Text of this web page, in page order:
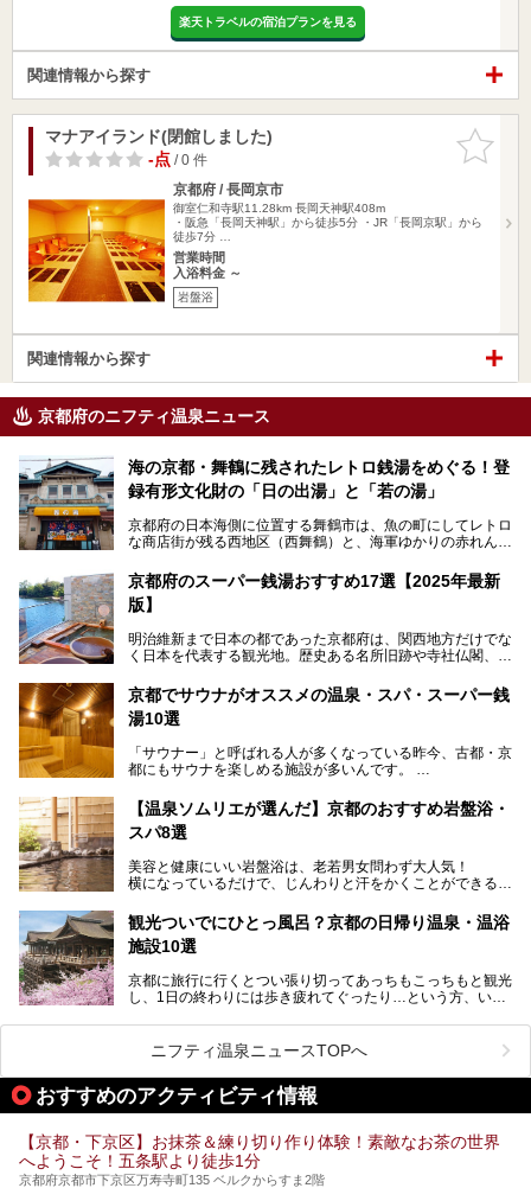
楽天トラベルの宿泊プランを見る
関連情報から探す
お気に入
りに追加
マナアイランド(閉館しました)
-点/ 0 件
京都府 / 長岡京市
御室仁和寺駅11.28km 長岡天神駅408m
・阪急「長岡天神駅」から徒歩5分 ・JR「長岡京駅」から
徒歩7分 …
営業時間
入浴料金 ～
岩盤浴
関連情報から探す
京都府のニフティ温泉ニュース
海の京都・舞鶴に残されたレトロ銭湯をめぐる！登
録有形文化財の「日の出湯」と「若の湯」
京都府の日本海側に位置する舞鶴市は、魚の町にしてレトロ
な商店街が残る西地区（西舞鶴）と、海軍ゆかりの赤れんが
ます。今回案内するのは西地区に今も残る2軒の銭湯「日の
出湯」と「若の湯」。いずれも国の登録有形文化財に指定さ
れた歴史ある建物でありながら、今も現役のお風呂屋さんで
漁師町や商店街で働く人々を支えてきたこの2軒の銭湯とと
ます。
───
この記事は京都府舞鶴市のPR記事です。
京都府のスーパー銭湯おすすめ17選【2025年最新
版】
明治維新まで日本の都であった京都府は、関西地方だけでな
く日本を代表する観光地。歴史ある名所旧跡や寺社仏閣、そ
今回は、そんな京都府で2025年現在おすすめのスーパー銭
湯を紹介します。
部でレジャー気分を満喫できる温泉施設まで、好みのスーパ
ー銭湯を探してみてくださいね。
京都でサウナがオススメの温泉・スパ・スーパー銭
湯10選
「サウナー」と呼ばれる人が多くなっている昨今、古都・京
都にもサウナを楽しめる施設が多いんです。
自分の好きなサウナを探すのもいいですが、さまざまなサウ
ナを体感してみたいですよね。
のある温浴施設を紹介します。
ウナを楽しみましょう！
【温泉ソムリエが選んだ】京都のおすすめ岩盤浴・
スパ8選
美容と健康にいい岩盤浴は、老若男女問わず大人気！
横になっているだけで、じんわりと汗をかくことができるの
地元の方はもちろん、旅先としても人気の京都。
観光のついでに岩盤浴のある温泉に浸かってリフレッシュす
今回は京都にある岩盤浴のある施設をピックアップしてご紹
観光ついでにひとっ風呂？京都の日帰り温泉・温浴
施設10選
京都に旅行に行くとつい張り切ってあっちもこっちもと観光
し、1日の終わりには歩き疲れてぐったり…という方、いま
そんな疲れた身体には温泉です！京都には、市内にも郊外に
も素晴らしい温泉がたくさんあります。そこで、日帰り利用
できるおすすめの温泉・温浴施設をまとめてみました。
ニフティ温泉ニュースTOPへ
おすすめのアクティビティ情報
【京都・下京区】お抹茶＆練り切り作り体験！素敵なお茶の世界
へようこそ！五条駅より徒歩1分
京都府京都市下京区万寿寺町135 ベルクからすま2階